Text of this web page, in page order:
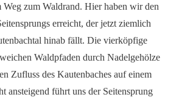
Weg zum Waldrand. Hier haben wir den
erreicht, der jetzt ziemlich
hinab fällt. Die vierköpfige
Waldpfaden durch Nadelgehölze
Zufluss des Kautenbaches auf einem
ansteigend führt uns der Seitensprung